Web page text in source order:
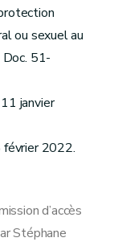
ou sexuel au
51-
janvier
février 2022.
d’accès
Stéphane